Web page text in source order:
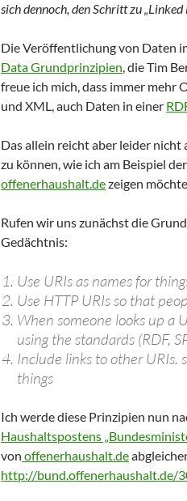
sich dennoch, den Schritt zu „Linked
Die Veröffentlichung von Daten
Data Grundprinzipien, die Tim
freue ich mich, dass immer mehr
und XML, auch Daten in einer
Das allein reicht aber leider nicht
zu können, wie ich am Beispiel
offenerhaushalt.dezeigen
Rufen wir uns zunächst die
Gedächtnis:
Use URIs as names for
Use HTTP URIs so that
When someone looks up a
using the standards (RDF,
Include links to other URIs.
things
Ich werde diese Prinzipien nun
Haushaltspostens
von offenerhaushalt.de
http://bund.offenerhaushalt.de/